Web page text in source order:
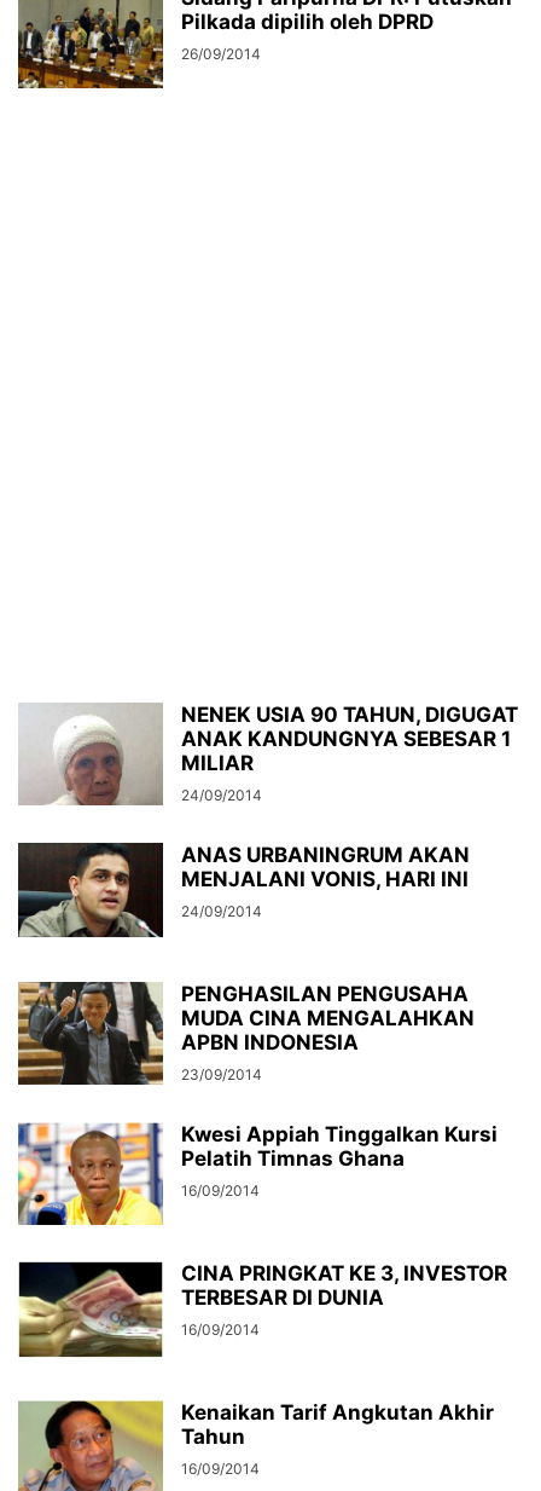
Pilkada dipilih oleh DPRD
26/09/2014
NENEK USIA 90 TAHUN, DIGUGAT
ANAK KANDUNGNYA SEBESAR 1
MILIAR
24/09/2014
ANAS URBANINGRUM AKAN
MENJALANI VONIS, HARI INI
24/09/2014
PENGHASILAN PENGUSAHA
MUDA CINA MENGALAHKAN
APBN INDONESIA
23/09/2014
Kwesi Appiah Tinggalkan Kursi
Pelatih Timnas Ghana
16/09/2014
CINA PRINGKAT KE 3, INVESTOR
TERBESAR DI DUNIA
16/09/2014
Kenaikan Tarif Angkutan Akhir
Tahun
16/09/2014